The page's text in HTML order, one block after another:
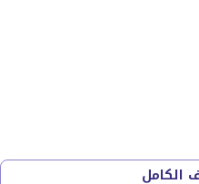
الكامل